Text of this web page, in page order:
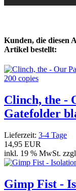
Kunden, die diesen
Artikel bestellt:
Clinch, the -
Gatefolder
Lieferzeit: 3-4 Tage
14,95 EUR
inkl. 19 % MwSt.
Gimp Fist -